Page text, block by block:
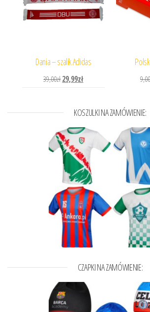
Dania – szalik Adidas
39,00złPierwotna cena wynosiła: 39,00zł.
29,99złAktualna cena wynosi:
KOSZULKI NA ZAMÓWIENIE:
CZAPKI NA ZAMÓWIENIE: